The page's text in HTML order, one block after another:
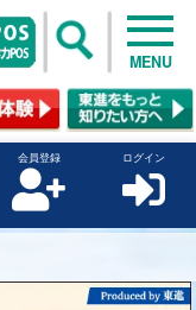
MENU
会員登録 ログイン